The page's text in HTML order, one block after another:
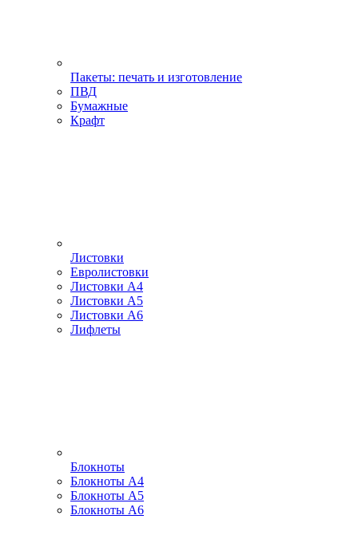
Пакеты: печать и изготовление
ПВД
Бумажные
Крафт
Листовки
Евролистовки
Листовки А4
Листовки А5
Листовки А6
Лифлеты
Блокноты
Блокноты А4
Блокноты А5
Блокноты А6